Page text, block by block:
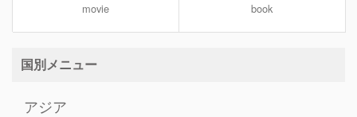
movie book
国別メニュー
アジア